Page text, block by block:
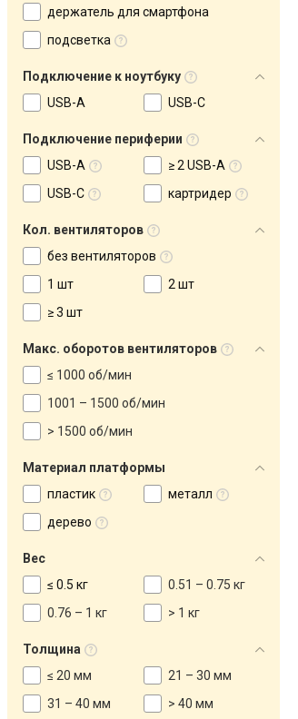
держатель для смартфона
подсветка
Подключение к ноутбуку
USB-A
USB-C
Подключение периферии
USB-A
≥ 2 USB-A
USB-C
картридер
Кол. вентиляторов
без вентиляторов
1 шт
2 шт
≥ 3 шт
Макс. оборотов вентиляторов
≤ 1000 об/мин
1001 – 1500 об/мин
> 1500 об/мин
Материал платформы
пластик
металл
дерево
Вес
≤ 0.5 кг
0.51 – 0.75 кг
0.76 – 1 кг
> 1 кг
Толщина
≤ 20 мм
21 – 30 мм
31 – 40 мм
> 40 мм